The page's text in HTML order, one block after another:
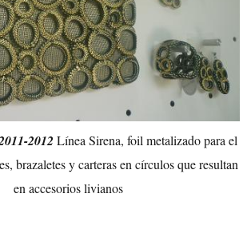
2012 Línea Sirena, foil metalizado para el
brazaletes y carteras en círculos que resultan
en accesorios livianos